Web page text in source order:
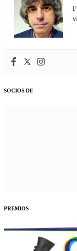
SOCIOS DE
PREMIOS